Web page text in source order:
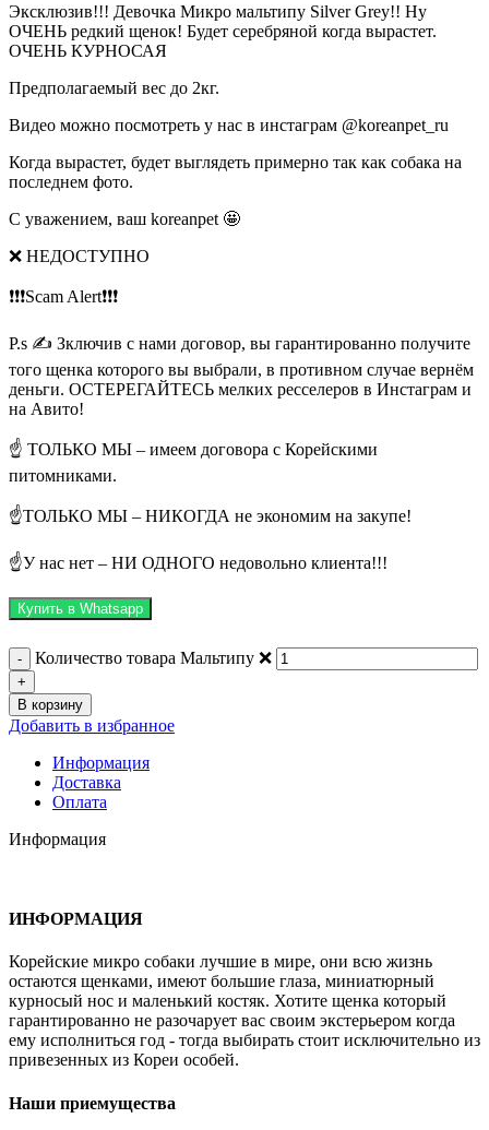
Эксклюзив!!! Девочка Микро мальтипу Silver Grey!! Ну
ОЧЕНЬ редкий щенок! Будет серебряной когда вырастет.
ОЧЕНЬ КУРНОСАЯ
Предполагаемый вес до 2кг.
Видео можно посмотреть у нас в инстаграм @koreanpet_ru
Когда вырастет, будет выглядеть примерно так как собака на
последнем фото.
С уважением, ваш koreanpet 🤩
❌ НЕДОСТУПНО
❗❗❗Scam Alert❗❗❗
P.s ✍ Зключив с нами договор, вы гарантированно получите
того щенка которого вы выбрали, в противном случае вернём
деньги. ОСТЕРЕГАЙТЕСЬ мелких ресселеров в Инстаграм и
на Авито!
☝ ТОЛЬКО МЫ – имеем договора с Корейскими
питомниками.
☝ТОЛЬКО МЫ – НИКОГДА не экономим на закупе!
☝У нас нет – НИ ОДНОГО недовольно клиента!!!
Купить в Whatsapp
Количество товара Мальтипу ❌
В корзину
Добавить в избранное
Информация
Доставка
Оплата
Информация
ИНФОРМАЦИЯ
Корейские микро собаки лучшие в мире, они всю жизнь
остаются щенками, имеют большие глаза, миниатюрный
курносый нос и маленький костяк. Хотите щенка который
гарантированно не разочарует вас своим экстерьером когда
ему исполниться год - тогда выбирать стоит исключительно из
привезенных из Кореи особей.
Наши приемущества